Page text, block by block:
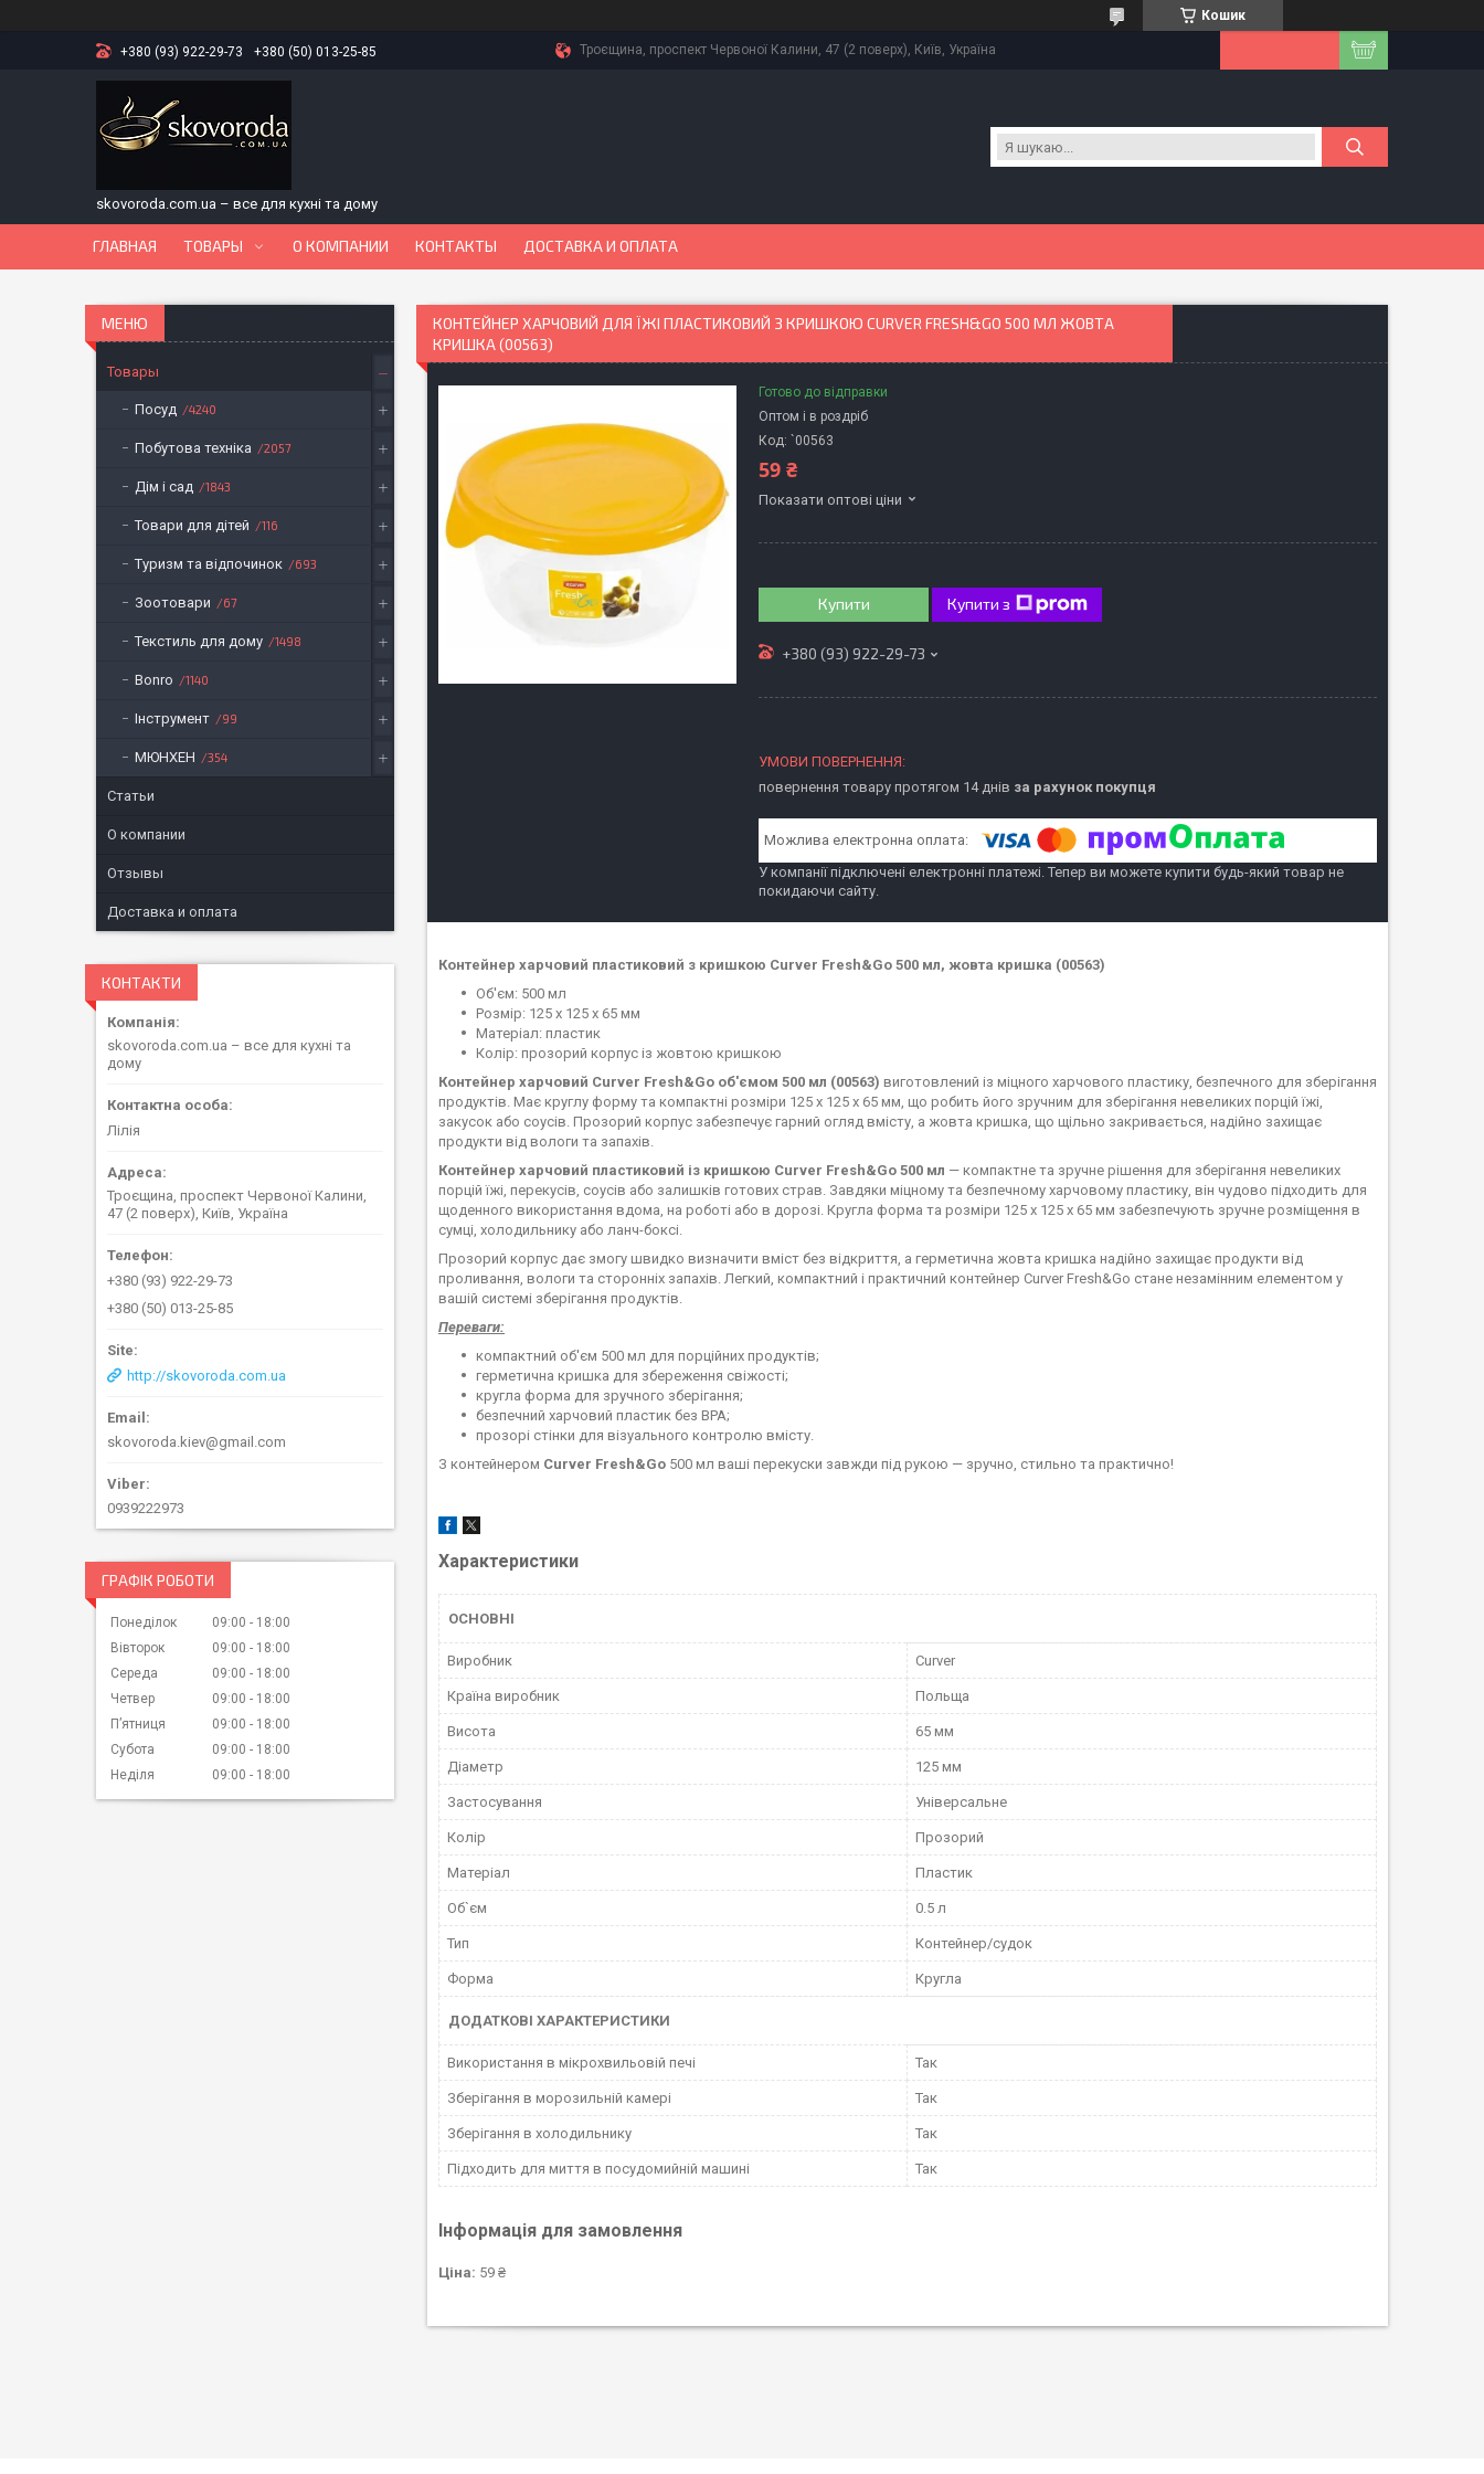
Кошик
+380 (93) 922-29-73 +380 (50) 013-25-85 Троєщина, проспект Червоної Калини, 47 (2 поверх), Київ, Україна
skovoroda.com.ua – все для кухні та дому
ГЛАВНАЯ ТОВАРЫ О КОМПАНИИ КОНТАКТЫ ДОСТАВКА И ОПЛАТА
КОНТЕЙНЕР ХАРЧОВИЙ ДЛЯ ЇЖІ ПЛАСТИКОВИЙ З КРИШКОЮ CURVER FRESH&GO 500 МЛ ЖОВТА
КРИШКА (00563)
Готово до відправки
Оптом і в роздріб
Код: `00563
59 ₴
Показати оптові ціни
Купити Купити з
+380 (93) 922-29-73
повернення товару протягом 14 днів за рахунок покупця
У компанії підключені електронні платежі. Тепер ви можете купити будь-який товар не
покидаючи сайту.
Контейнер харчовий пластиковий з кришкою Curver Fresh&Go 500 мл, жовта кришка (00563)
Об'єм: 500 мл
Розмір: 125 х 125 х 65 мм
Матеріал: пластик
Колір: прозорий корпус із жовтою кришкою
Контейнер харчовий Curver Fresh&Go об'ємом 500 мл (00563) виготовлений із міцного харчового пластику, безпечного для зберігання
продуктів. Має круглу форму та компактні розміри 125 х 125 х 65 мм, що робить його зручним для зберігання невеликих порцій їжі,
закусок або соусів. Прозорий корпус забезпечує гарний огляд вмісту, а жовта кришка, що щільно закривається, надійно захищає
продукти від вологи та запахів.
Контейнер харчовий пластиковий із кришкою Curver Fresh&Go 500 мл — компактне та зручне рішення для зберігання невеликих
порцій їжі, перекусів, соусів або залишків готових страв. Завдяки міцному та безпечному харчовому пластику, він чудово підходить для
щоденного використання вдома, на роботі або в дорозі. Кругла форма та розміри 125 х 125 х 65 мм забезпечують зручне розміщення в
сумці, холодильнику або ланч-боксі.
Прозорий корпус дає змогу швидко визначити вміст без відкриття, а герметична жовта кришка надійно захищає продукти від
проливання, вологи та сторонніх запахів. Легкий, компактний і практичний контейнер Curver Fresh&Go стане незамінним елементом у
вашій системі зберігання продуктів.
Переваги:
компактний об'єм 500 мл для порційних продуктів;
герметична кришка для збереження свіжості;
кругла форма для зручного зберігання;
безпечний харчовий пластик без BPA;
прозорі стінки для візуального контролю вмісту.
З контейнером Curver Fresh&Go 500 мл ваші перекуски завжди під рукою — зручно, стильно та практично!
Характеристики
ОСНОВНІ
Виробник Curver
Країна виробник Польща
Висота 65 мм
Діаметр 125 мм
Застосування Універсальне
Колір Прозорий
Матеріал Пластик
Об`єм 0.5 л
Тип Контейнер/судок
Форма Кругла
ДОДАТКОВІ ХАРАКТЕРИСТИКИ
Використання в мікрохвильовій печі Так
Зберігання в морозильній камері Так
Зберігання в холодильнику Так
Підходить для миття в посудомийній машині Так
Інформація для замовлення
Ціна: 59 ₴
Товары
Посуд 4240
Побутова техніка 2057
Дім і сад 1843
Товари для дітей 116
Туризм та відпочинок 693
Зоотовари 67
Текстиль для дому 1498
Bonro 1140
Інструмент 99
МЮНХЕН 354
Статьи
О компании
Отзывы
Доставка и оплата
КОНТАКТИ
skovoroda.com.ua – все для кухні та
дому
Лілія
Троєщина, проспект Червоної Калини,
47 (2 поверх), Київ, Україна
+380 (93) 922-29-73
+380 (50) 013-25-85
http://skovoroda.com.ua
skovoroda.kiev@gmail.com
0939222973
ГРАФІК РОБОТИ
Понеділок 09:00
18:00
Вівторок
09:00
18:00
Середа
09:00
18:00
Четвер
09:00
18:00
Пʼятниця
09:00
18:00
Субота
09:00
18:00
Неділя
09:00 18:00